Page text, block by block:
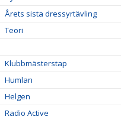
Årets sista dressyrtävling
Teori
Klubbmästerstap
Humlan
Helgen
Radio Active